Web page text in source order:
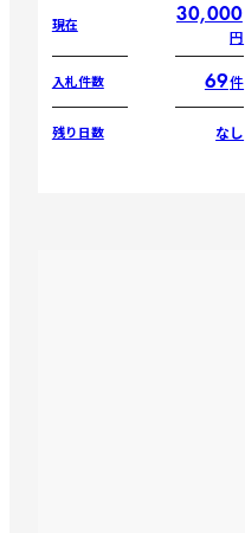
現在 30,000
円
入札件数 69件
残り日数 なし